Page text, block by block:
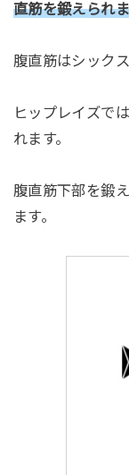
直筋を鍛えられ
腹直筋はシック
ヒップレイズで
れます。
腹直筋下部を鍛
ます。